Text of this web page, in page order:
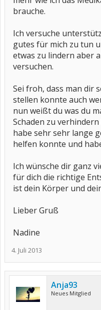
brauche.
Ich versuche
gutes für mich zu tun
etwas zu lindern aber
versuchen.
Sei froh, dass man dir
stellen konnte auch
nun weißt du was du
Schaden zu
habe sehr sehr lange
helfen konnte und
Ich wünsche dir ganz
für dich die richtige
ist dein Körper und
Lieber Gruß
Nadine
4. Juli 2013
Anja93
Neues Mitglied